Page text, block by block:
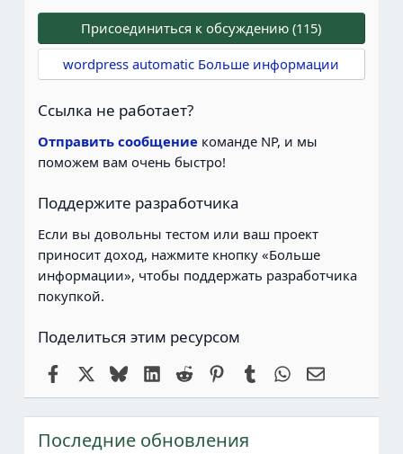
Присоединиться к обсуждению (115)
wordpress automatic Больше информации
Ссылка не работает?
Отправить сообщение команде NP, и мы
поможем вам очень быстро!
Поддержите разработчика
Если вы довольны тестом или ваш проект
приносит доход, нажмите кнопку «Больше
информации», чтобы поддержать разработчика
покупкой.
Поделиться этим ресурсом
FacebookBlueskyLinkedIn
Reddit Pinterest
Tumblr WhatsApp
Последние обновления